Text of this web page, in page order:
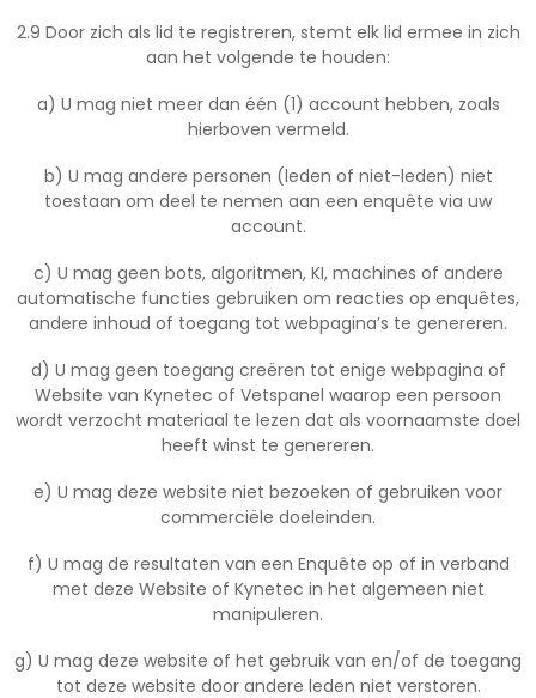
2.9 Door zich als lid te registreren, stemt elk lid ermee in zich
aan het volgende te houden:
a) U mag niet meer dan één (1) account hebben, zoals
hierboven vermeld.
b) U mag andere personen (leden of niet-leden) niet
toestaan om deel te nemen aan een enquête via uw
account.
c) U mag geen bots, algoritmen, KI, machines of andere
automatische functies gebruiken om reacties op enquêtes,
andere inhoud of toegang tot webpagina’s te genereren.
d) U mag geen toegang creëren tot enige webpagina of
Website van Kynetec of Vetspanel waarop een persoon
wordt verzocht materiaal te lezen dat als voornaamste doel
heeft winst te genereren.
e) U mag deze website niet bezoeken of gebruiken voor
commerciële doeleinden.
f) U mag de resultaten van een Enquête op of in verband
met deze Website of Kynetec in het algemeen niet
manipuleren.
g) U mag deze website of het gebruik van en/of de toegang
tot deze website door andere leden niet verstoren.